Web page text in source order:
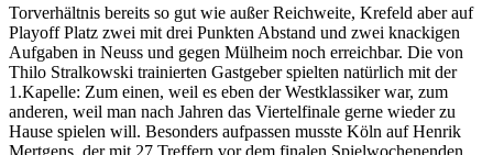
Torverhältnis bereits so gut wie außer Reichweite, Krefeld aber auf
Playoff Platz zwei mit drei Punkten Abstand und zwei knackigen
Aufgaben in Neuss und gegen Mülheim noch erreichbar. Die von
Thilo Stralkowski trainierten Gastgeber spielten natürlich mit der
1.Kapelle: Zum einen, weil es eben der Westklassiker war, zum
anderen, weil man nach Jahren das Viertelfinale gerne wieder zu
Hause spielen will. Besonders aufpassen musste Köln auf Henrik